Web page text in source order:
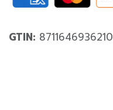
GTIN: 8711646936210